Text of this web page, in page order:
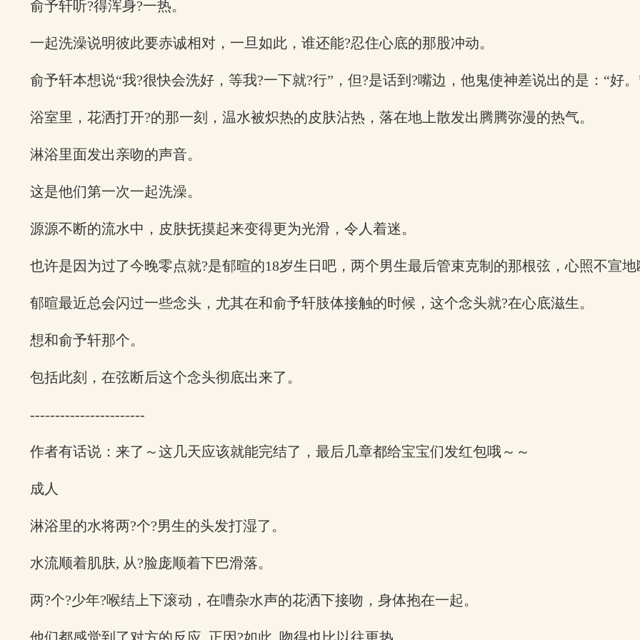
俞予轩听?得浑身?一热。
一起洗澡说明彼此要赤诚相对，一旦如此，谁还能?忍住心底的那股冲动。
俞予轩本想说“我?很快会洗好，等我?一下就?行”，但?是话到?嘴边，他鬼使神差说出的是：“好。
浴室里，花洒打开?的那一刻，温水被炽热的皮肤沾热，落在地上散发出腾腾弥漫的热气。
淋浴里面发出亲吻的声音。
这是他们第一次一起洗澡。
源源不断的流水中，皮肤抚摸起来变得更为光滑，令人着迷。
也许是因为过了今晚零点就?是郁暄的18岁生日吧，两个男生最后管束克制的那根弦，心照不宣地
郁暄最近总会闪过一些念头，尤其在和俞予轩肢体接触的时候，这个念头就?在心底滋生。
想和俞予轩那个。
包括此刻，在弦断后这个念头彻底出来了。
-----------------------
作者有话说：来了～这几天应该就能完结了，最后几章都给宝宝们发红包哦～～
成人
淋浴里的水将两?个?男生的头发打湿了。
水流顺着肌肤, 从?脸庞顺着下巴滑落。
两?个?少年?喉结上下滚动，在嘈杂水声的花洒下接吻，身体抱在一起。